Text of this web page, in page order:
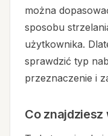
można
sposobu
użytkownika.
sprawdzić typ
przeznaczenie i
Co